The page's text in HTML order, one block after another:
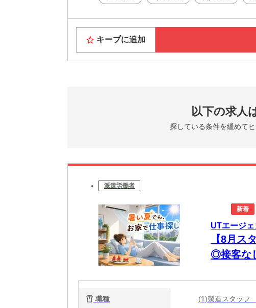
キープに追加
以下の求人
探している条件を緩めて
派遣労働者
新着
UTエージ
【8月ス
◎接客な
職種 (1)製造スタッ